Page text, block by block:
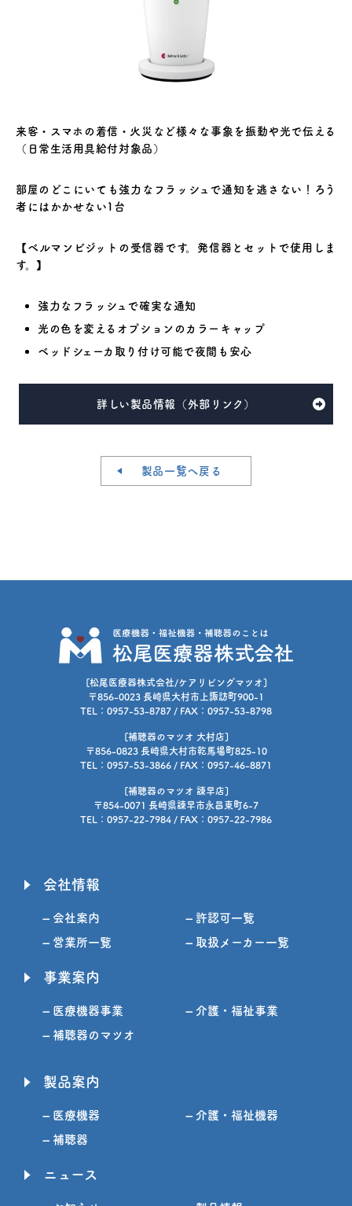
来客・スマホの着信・火災など様々な事象を振動や光で伝える
（日常生活用具給付対象品）
部屋のどこにいても強力なフラッシュで通知を逃さない！ろう
者にはかかせない1台
【ベルマンビジットの受信器です。発信器とセットで使用しま
す。】
強力なフラッシュで確実な通知
光の色を変えるオプションのカラーキャップ
ベッドシェーカ取り付け可能で夜間も安心
詳しい製品情報（外部リンク）
製品一覧へ戻る
[松尾医療器株式会社/ケアリビングマツオ]
〒856-0023 長崎県大村市上諏訪町900-1
TEL：0957-53-8787 / FAX：0957-53-8798
[補聴器のマツオ 大村店]
〒856-0823 長崎県大村市乾馬場町825-10
TEL：0957-53-3866 / FAX：0957-46-8871
[補聴器のマツオ 諫早店]
〒854-0071 長崎県諫早市永昌東町6-7
TEL：0957-22-7984 / FAX：0957-22-7986
会社情報
– 会社案内 – 許認可一覧
– 営業所一覧 – 取扱メーカー一覧
事業案内
– 医療機器事業 – 介護・福祉事業
– 補聴器のマツオ
製品案内
– 医療機器 – 介護・福祉機器
– 補聴器
ニュース